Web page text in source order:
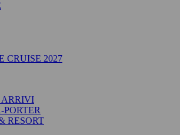
CRUISE 2027
PORTER
RESORT